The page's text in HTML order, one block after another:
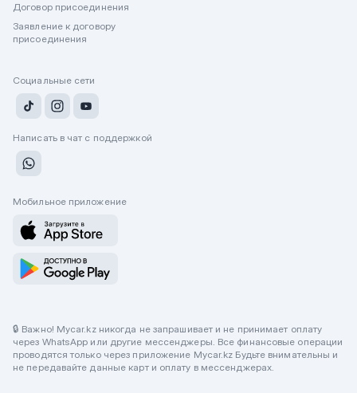
Договор присоединения
Заявление к договору
присоединения
Социальные сети
Написать в чат с поддержкой
Мобильное приложение
🔒 Важно! Mycar.kz никогда не запрашивает и не принимает оплату
через WhatsApp или другие мессенджеры. Все финансовые операции
проводятся только через приложение Mycar.kz Будьте внимательны и
не передавайте данные карт и оплату в мессенджерах.